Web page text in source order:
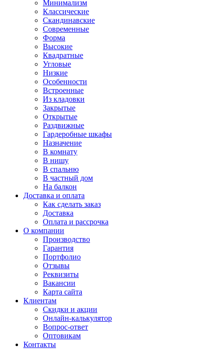
Минимализм
Классические
Скандинавские
Современные
Форма
Высокие
Квадратные
Угловые
Низкие
Особенности
Встроенные
Из кладовки
Закрытые
Открытые
Раздвижные
Гардеробные шкафы
Назначение
В комнату
В нишу
В спальню
В частный дом
На балкон
Доставка и оплата
Как сделать заказ
Доставка
Оплата и рассрочка
О компании
Производство
Гарантия
Портфолио
Отзывы
Реквизиты
Вакансии
Карта сайта
Клиентам
Скидки и акции
Онлайн-калькулятор
Вопрос-ответ
Оптовикам
Контакты